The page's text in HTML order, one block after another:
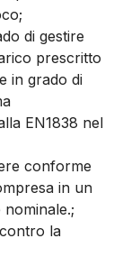
di gestire
prescritto
in grado di
EN1838 nel
conforme
in un
la